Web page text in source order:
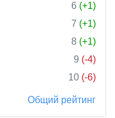
6 (+1)
7 (+1)
8 (+1)
9 (-4)
10 (-6)
Общий рейтинг